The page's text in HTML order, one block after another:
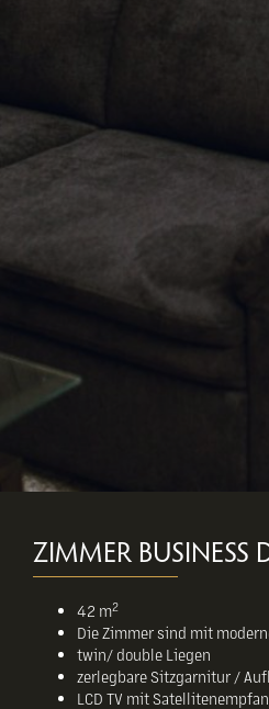
ZIMMER BUSINESS
42 m2
Die Zimmer sind mit
twin/ double Liegen
zerlegbare Sitzgarnitur /
LCD TV mit